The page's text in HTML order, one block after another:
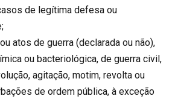
de legítima defesa ou
atos de guerra (declarada ou não),
ou bacteriológica, de guerra civil,
agitação, motim, revolta ou
de ordem pública, à exceção